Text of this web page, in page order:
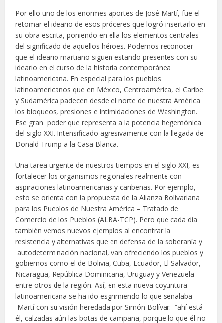
Por ello uno de los enormes aportes de José Martí, fue el
retomar el ideario de esos próceres que logró insertarlo en
su obra escrita, poniendo en ella los elementos centrales
del significado de aquellos héroes. Podemos reconocer
que el ideario martiano siguen estando presentes con su
ideario en el curso de la historia contemporánea
latinoamericana. En especial para los pueblos
latinoamericanos que en México, Centroamérica, el Caribe
y Sudamérica padecen desde el norte de nuestra América
los bloqueos, presiones e intimidaciones de Washington.
Ese gran poder que representa a la potencia hegemónica
del siglo XXI. Intensificado agresivamente con la llegada de
Donald Trump a la Casa Blanca.
Una tarea urgente de nuestros tiempos en el siglo XXI, es
fortalecer los organismos regionales realmente con
aspiraciones latinoamericanas y caribeñas. Por ejemplo,
esto se orienta con la propuesta de la Alianza Bolivariana
para los Pueblos de Nuestra América – Tratado de
Comercio de los Pueblos (ALBA-TCP). Pero que cada día
también vemos nuevos ejemplos al encontrar la
resistencia y alternativas que en defensa de la soberanía y
autodeterminación nacional, van ofreciendo los pueblos y
gobiernos como el de Bolivia, Cuba, Ecuador, El Salvador,
Nicaragua, República Dominicana, Uruguay y Venezuela
entre otros de la región. Así, en esta nueva coyuntura
latinoamericana se ha ido esgrimiendo lo que señalaba
Martí con su visión heredada por Simón Bolívar: “ahí está
él, calzadas aún las botas de campaña, porque lo que él no